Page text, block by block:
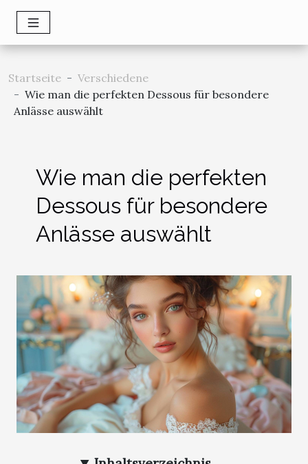
Startseite
Verschiedene
Wie man die perfekten Dessous für besondere
Anlässe auswählt
Wie man die perfekten
Dessous für besondere
Anlässe auswählt